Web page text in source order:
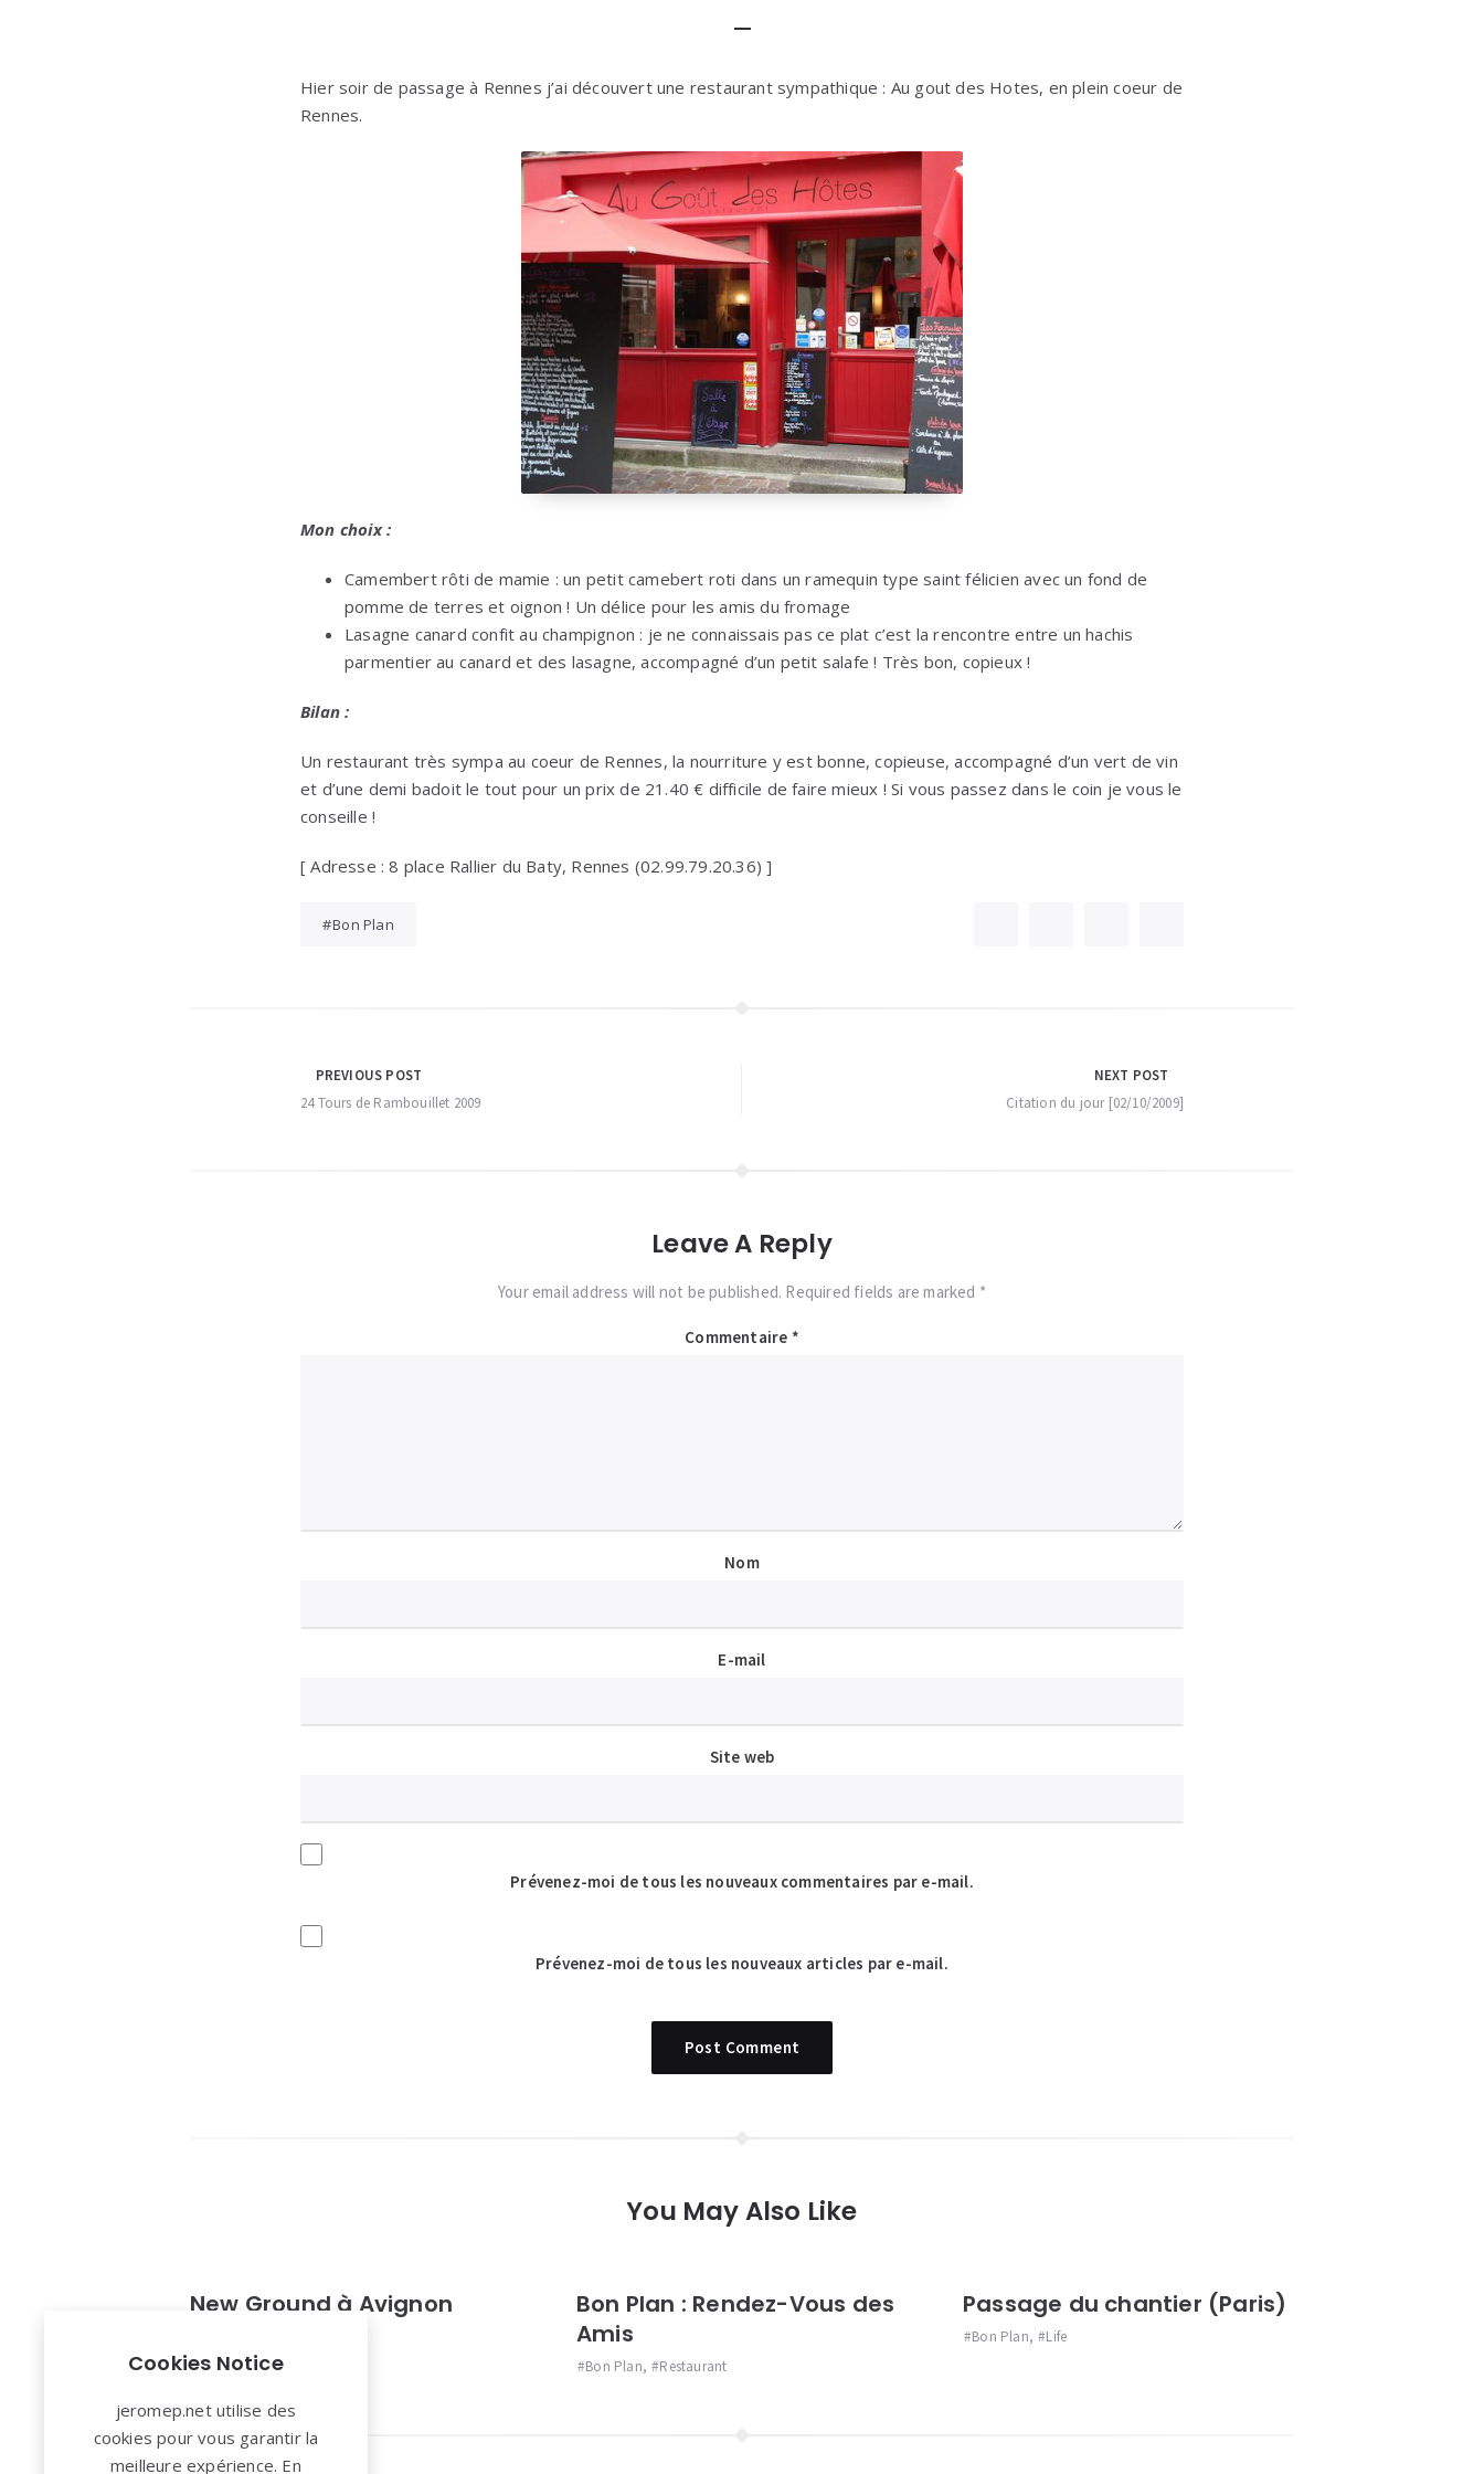
Hier soir de passage à Rennes j’ai découvert une restaurant sympathique : Au gout des Hotes, en plein coeur de
Rennes.
Mon choix :
Camembert rôti de mamie : un petit camebert roti dans un ramequin type saint félicien avec un fond de
pomme de terres et oignon ! Un délice pour les amis du fromage
Lasagne canard confit au champignon : je ne connaissais pas ce plat c’est la rencontre entre un hachis
parmentier au canard et des lasagne, accompagné d’un petit salafe ! Très bon, copieux !
Bilan :
Un restaurant très sympa au coeur de Rennes, la nourriture y est bonne, copieuse, accompagné d’un vert de vin
et d’une demi badoit le tout pour un prix de 21.40 € difficile de faire mieux ! Si vous passez dans le coin je vous le
conseille !
[ Adresse : 8 place Rallier du Baty, Rennes (02.99.79.20.36) ]
Bon Plan
Navigation
de
PREVIOUS POST
24 Tours de Rambouillet 2009
NEXT POST
Citation du jour [02/10/2009]
Leave A Reply
Your email address will not be published. Required fields are marked *
Commentaire *
Nom
E-mail
Site web
Prévenez-moi de tous les nouveaux commentaires par e-mail.
Prévenez-moi de tous les nouveaux articles par e-mail.
You May Also Like
New Ground à Avignon
Bon Plan : Rendez-Vous des
Amis
Bon Plan, Restaurant
Passage du chantier (Paris)
Bon Plan, Life
Cookies Notice
jeromep.net utilise des
cookies pour vous garantir la
meilleure expérience. En